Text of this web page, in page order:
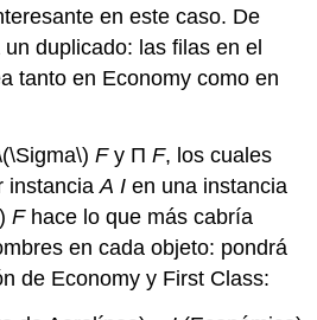
en este caso. De
duplicado: las filas en el
tanto en Economy como en
Fy ΠF, los cuales
instanciaA I en una instancia
Fhace lo que más cabría
en cada objeto: pondrá
de Economy y First Class: